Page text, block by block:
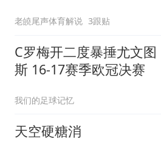
老皢尾声体育解说 3跟贴
C罗梅开二度暴捶尤文图
斯 16-17赛季欧冠决赛
我们的足球记忆
天空硬糖消